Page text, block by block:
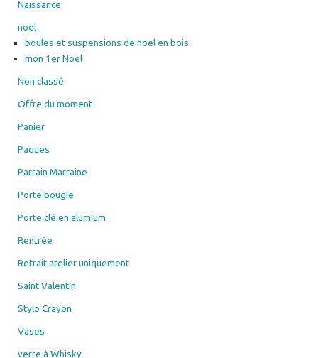
Naissance
noel
boules et suspensions de noel en bois
mon 1er Noel
Non classé
Offre du moment
Panier
Paques
Parrain Marraine
Porte bougie
Porte clé en alumium
Rentrée
Retrait atelier uniquement
Saint Valentin
Stylo Crayon
Vases
verre à Whisky